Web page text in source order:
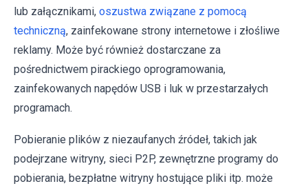
lub załącznikami, oszustwa związane z pomocą
techniczną, zainfekowane strony internetowe i złośliwe
reklamy. Może być również dostarczane za
pośrednictwem pirackiego oprogramowania,
zainfekowanych napędów USB i luk w przestarzałych
programach.
Pobieranie plików z niezaufanych źródeł, takich jak
podejrzane witryny, sieci P2P, zewnętrzne programy do
pobierania, bezpłatne witryny hostujące pliki itp. może